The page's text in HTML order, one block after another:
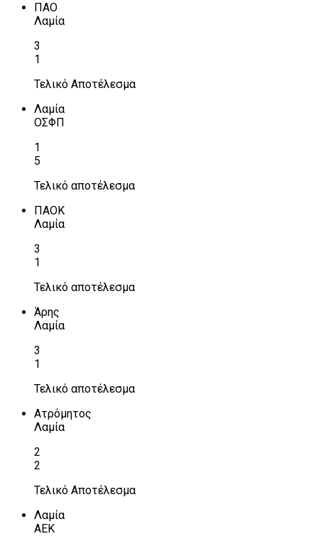
ΠΑΟ
Λαμία
3
1
Τελικό Αποτέλεσμα
Λαμία
ΟΣΦΠ
1
5
Τελικό αποτέλεσμα
ΠΑΟΚ
Λαμία
3
1
Τελικό αποτέλεσμα
Άρης
Λαμία
3
1
Τελικό αποτέλεσμα
Ατρόμητος
Λαμία
2
2
Τελικό Αποτέλεσμα
Λαμία
ΑΕΚ